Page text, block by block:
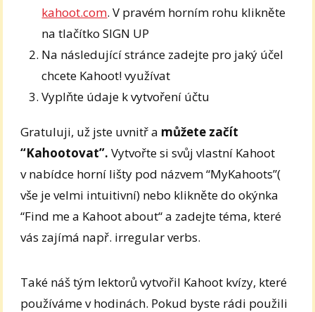
kahoot.com. V pravém horním rohu klikněte
na tlačítko SIGN UP
Na následující stránce zadejte pro jaký účel
chcete Kahoot! využívat
Vyplňte údaje k vytvoření účtu
Gratuluji, už jste uvnitř a můžete začít
“Kahootovat”. Vytvořte si svůj vlastní Kahoot
v nabídce horní lišty pod názvem “MyKahoots”(
vše je velmi intuitivní) nebo klikněte do okýnka
“Find me a Kahoot about“ a zadejte téma, které
vás zajímá např. irregular verbs.
Také náš tým lektorů vytvořil Kahoot kvízy, které
používáme v hodinách. Pokud byste rádi použili